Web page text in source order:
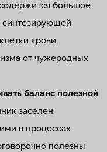
большое
синтезирующей
крови,
от чужеродных
баланс полезной
заселен
в процессах
полезны